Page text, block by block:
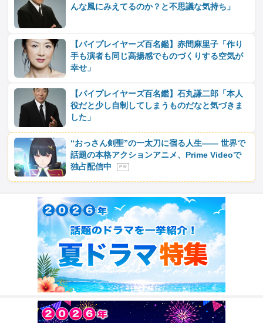
んな風にみえてるのか？と不思議な気持ち」
【バイプレイヤーズ百名鑑】赤間麻里子「作り
手も演者も同じ高揚感でものづくりする空気が
幸せ」
【バイプレイヤーズ百名鑑】石丸謙二郎「本人
役だと少し自制してしまうものだなと気づきま
した」
“おっさん剣聖”の一太刀に宿る人生―― 世界で
話題の本格アクションアニメ、Prime Videoで
独占配信中
P R